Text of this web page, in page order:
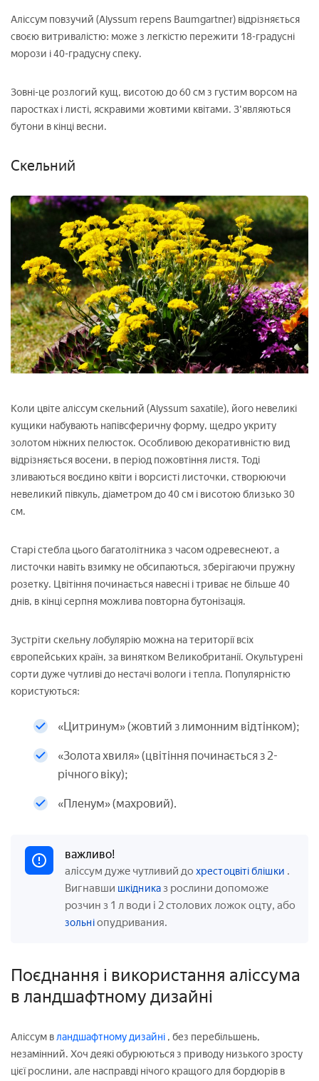
Аліссум повзучий (Alyssum repens Baumgartner) відрізняється
своєю витривалістю: може з легкістю пережити 18-градусні
морози і 40-градусну спеку.
Зовні-це розлогий кущ, висотою до 60 см з густим ворсом на
паростках і листі, яскравими жовтими квітами. З'являються
бутони в кінці весни.
Скельний
Коли цвіте аліссум скельний (Alyssum saxatile), його невеликі
кущики набувають напівсферичну форму, щедро укриту
золотом ніжних пелюсток. Особливою декоративністю вид
відрізняється восени, в період пожовтіння листя. Тоді
зливаються воєдино квіти і ворсисті листочки, створюючи
невеликий півкуль, діаметром до 40 см і висотою близько 30
см.
Старі стебла цього багатолітника з часом одревеснеют, а
листочки навіть взимку не обсипаються, зберігаючи пружну
розетку. Цвітіння починається навесні і триває не більше 40
днів, в кінці серпня можлива повторна бутонізація.
Зустріти скельну лобулярію можна на території всіх
європейських країн, за винятком Великобританії. Окультурені
сорти дуже чутливі до нестачі вологи і тепла. Популярністю
користуються:
«Цитринум» (жовтий з лимонним відтінком);
«Золота хвиля» (цвітіння починається з 2-
річного віку);
«Пленум» (махровий).
важливо!
аліссум дуже чутливий до хрестоцвіті блішки .
Вигнавши шкідниказ рослини допоможе
розчин з 1 л води і 2 столових ложок оцту, або
зольніопудривания.
Поєднання і використання аліссума
в ландшафтному дизайні
Аліссум вландшафтному дизайні , без перебільшень,
незамінний. Хоч деякі обурюються з приводу низького зросту
цієї рослини, але насправді нічого кращого для бордюрів в